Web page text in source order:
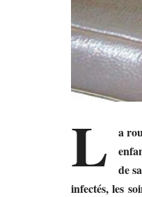
L
a
de
infectés, les